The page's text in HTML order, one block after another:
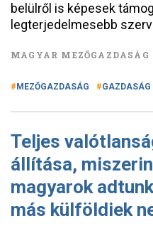
belülről is képesek
legterjedelmesebb
MAGYAR MEZŐGAZDASÁG
MEZŐGAZDASÁG GAZDASÁG
Teljes
állítása,
magyarok
más külföldiek